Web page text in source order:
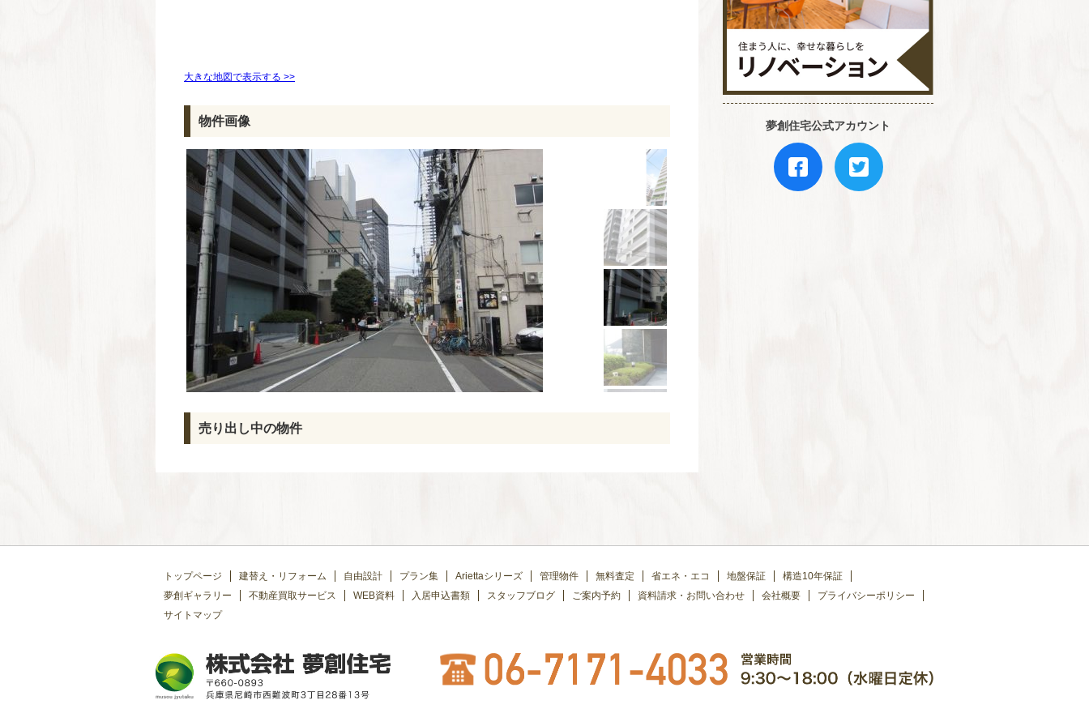
大きな地図で表示する >>
物件画像
売り出し中の物件
夢創住宅公式アカウント
トップページ 建替え・リフォーム 自由設計 プラン集 Ariettaシリーズ 管理物件 無料査定 省エネ・エコ 地盤保証
構造10年保証
夢創ギャラリー
不動産買取サービス WEB資料 入居申込書類 スタッフブログ ご案内予約 資料請求・お問い合わせ 会社概要
プライバシーポリシー
サイトマップ